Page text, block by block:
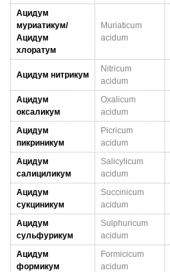
Ацидум
муриатикум/
Ацидум
хлоратум
Muriaticum
acidum
Ацидум нитрикум
Nitricum
acidum
Ацидум
оксаликум
Oxalicum
acidum
Ацидум
пикриникум
Picricum
acidum
Ацидум
салициликум
Salicylicum
acidum
Ацидум
сукциникум
Succinicum
acidum
Ацидум
сульфурикум
Sulphuricum
acidum
Ацидум
формикум
Formicicum
acidum